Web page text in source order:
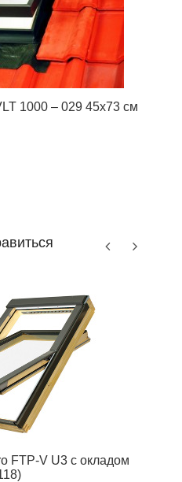
1000 – 029 45х73 см
FTP-V U3 c окладом